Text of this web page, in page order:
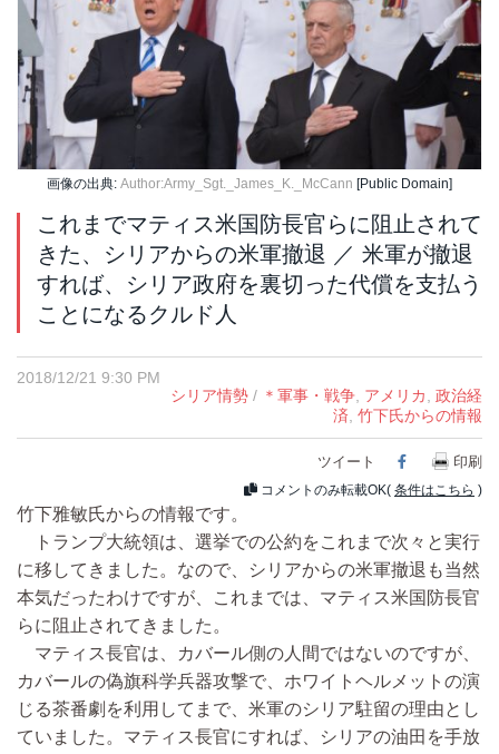
画像の出典: Author:Army_Sgt._James_K._McCann [Public Domain]
これまでマティス米国防長官らに阻止されて
きた、シリアからの米軍撤退 ／ 米軍が撤退
すれば、シリア政府を裏切った代償を支払う
ことになるクルド人
2018/12/21 9:30 PM
シリア情勢 / ＊軍事・戦争, アメリカ, 政治経
済, 竹下氏からの情報
ツイート Facebook
印刷
コメントのみ転載OK( 条件はこちら )
竹下雅敏氏からの情報です。
トランプ大統領は、選挙での公約をこれまで次々と実行
に移してきました。なので、シリアからの米軍撤退も当然
本気だったわけですが、これまでは、マティス米国防長官
らに阻止されてきました。
マティス長官は、カバール側の人間ではないのですが、
カバールの偽旗科学兵器攻撃で、ホワイトヘルメットの演
じる茶番劇を利用してまで、米軍のシリア駐留の理由とし
ていました。マティス長官にすれば、シリアの油田を手放